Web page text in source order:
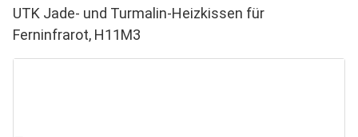
UTK Jade- und Turmalin-Heizkissen für
Ferninfrarot, H11M3